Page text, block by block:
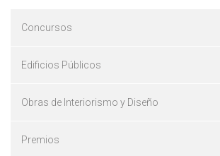
Concursos
Edificios Públicos
Obras de Interiorismo y Diseño
Premios